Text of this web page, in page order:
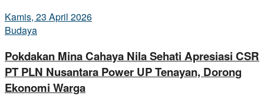
Kamis, 23 April 2026
Budaya
Pokdakan Mina Cahaya Nila Sehati Apresiasi CSR
PT PLN Nusantara Power UP Tenayan, Dorong
Ekonomi Warga